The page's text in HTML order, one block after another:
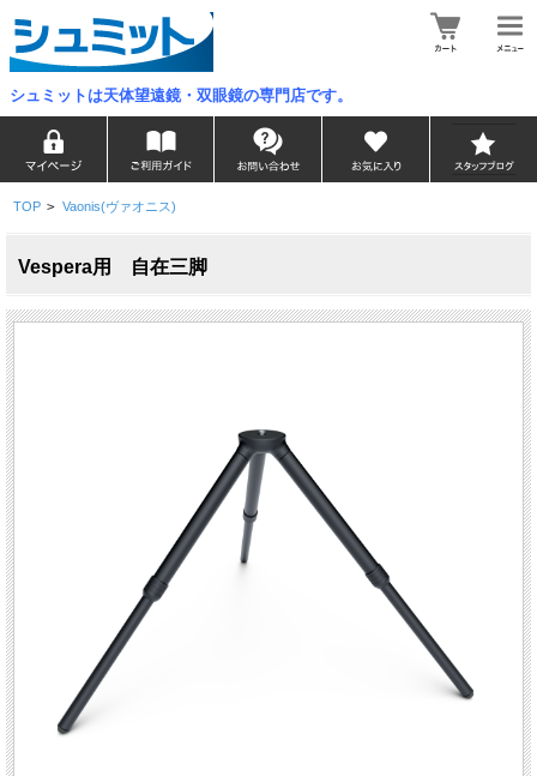
シュミットは天体望遠鏡・双眼鏡の専門店です。
TOP > Vaonis(ヴァオニス)
Vespera用 自在三脚